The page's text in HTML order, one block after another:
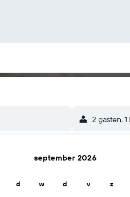
2 gasten,
september 2026
d w d v z